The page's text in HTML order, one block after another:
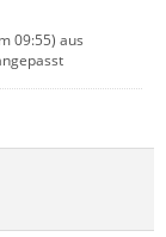
09:55) aus